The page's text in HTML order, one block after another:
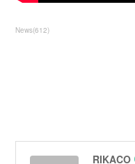
News(612)
RIKACO